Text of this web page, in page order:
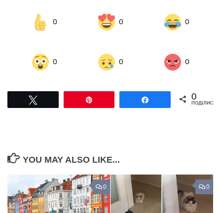
0 0 0
0 0 0
Поділитися0
ПОДІЛИСЬ
YOU MAY ALSO LIKE...
0 0